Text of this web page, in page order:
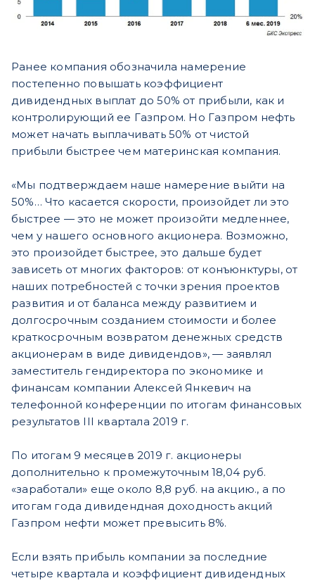
Ранее компания обозначила намерение
постепенно повышать коэффициент
дивидендных выплат до 50% от прибыли, как и
контролирующий ее Газпром. Но Газпром нефть
может начать выплачивать 50% от чистой
прибыли быстрее чем материнская компания.
«Мы подтверждаем наше намерение выйти на
50%… Что касается скорости, произойдет ли это
быстрее — это не может произойти медленнее,
чем у нашего основного акционера. Возможно,
это произойдет быстрее, это дальше будет
зависеть от многих факторов: от конъюнктуры, от
наших потребностей с точки зрения проектов
развития и от баланса между развитием и
долгосрочным созданием стоимости и более
краткосрочным возвратом денежных средств
акционерам в виде дивидендов», — заявлял
заместитель гендиректора по экономике и
финансам компании Алексей Янкевич на
телефонной конференции по итогам финансовых
результатов III квартала 2019 г.
По итогам 9 месяцев 2019 г. акционеры
дополнительно к промежуточным 18,04 руб.
«заработали» еще около 8,8 руб. на акцию., а по
итогам года дивидендная доходность акций
Газпром нефти может превысить 8%.
Если взять прибыль компании за последние
четыре квартала и коэффициент дивидендных